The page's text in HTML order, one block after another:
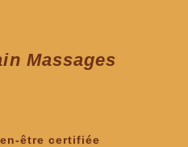
Massages
être certifiée